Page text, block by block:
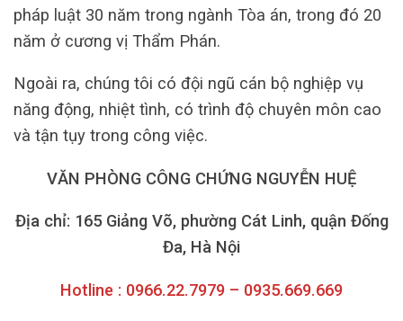
pháp luật 30 năm trong ngành Tòa án, trong đó 20
năm ở cương vị Thẩm Phán.
Ngoài ra, chúng tôi có đội ngũ cán bộ nghiệp vụ
năng động, nhiệt tình, có trình độ chuyên môn cao
và tận tụy trong công việc.
VĂN PHÒNG CÔNG CHỨNG NGUYỄN HUỆ
Địa chỉ: 165 Giảng Võ, phường Cát Linh, quận Đống
Đa, Hà Nội
Hotline : 0966.22.7979 – 0935.669.669